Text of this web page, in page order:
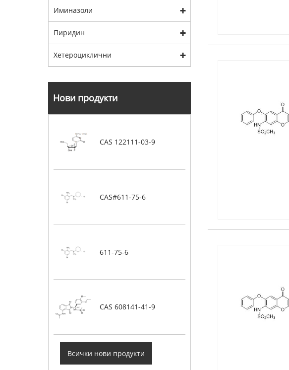
Иминазоли
Пиридин
Хетероциклични
Нови продукти
CAS 122111-03-9
CAS#611-75-6
611-75-6
CAS 608141-41-9
Всички нови продукти